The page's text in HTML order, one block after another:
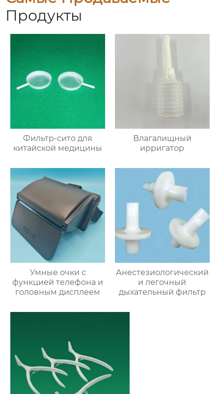
Продукты
Фильтр-сито для
китайской медицины
Влагалищный
ирригатор
Умные очки с
функцией телефона и
головным дисплеем
Анестезиологический
и легочный
дыхательный фильтр